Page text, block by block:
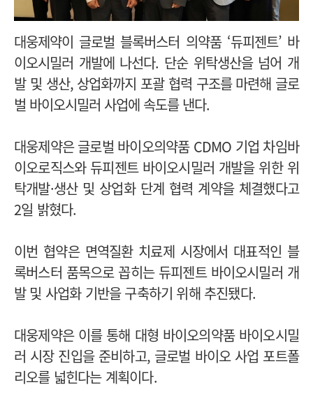
대웅제약이 글로벌 블록버스터 의약품 ‘듀피젠트’ 바
이오시밀러 개발에 나선다. 단순 위탁생산을 넘어 개
발 및 생산, 상업화까지 포괄 협력 구조를 마련해 글로
벌 바이오시밀러 사업에 속도를 낸다.
대웅제약은 글로벌 바이오의약품 CDMO 기업 차임바
이오로직스와 듀피젠트 바이오시밀러 개발을 위한 위
탁개발·생산 및 상업화 단계 협력 계약을 체결했다고
2일 밝혔다.
이번 협약은 면역질환 치료제 시장에서 대표적인 블
록버스터 품목으로 꼽히는 듀피젠트 바이오시밀러 개
발 및 사업화 기반을 구축하기 위해 추진됐다.
대웅제약은 이를 통해 대형 바이오의약품 바이오시밀
러 시장 진입을 준비하고, 글로벌 바이오 사업 포트폴
리오를 넓힌다는 계획이다.